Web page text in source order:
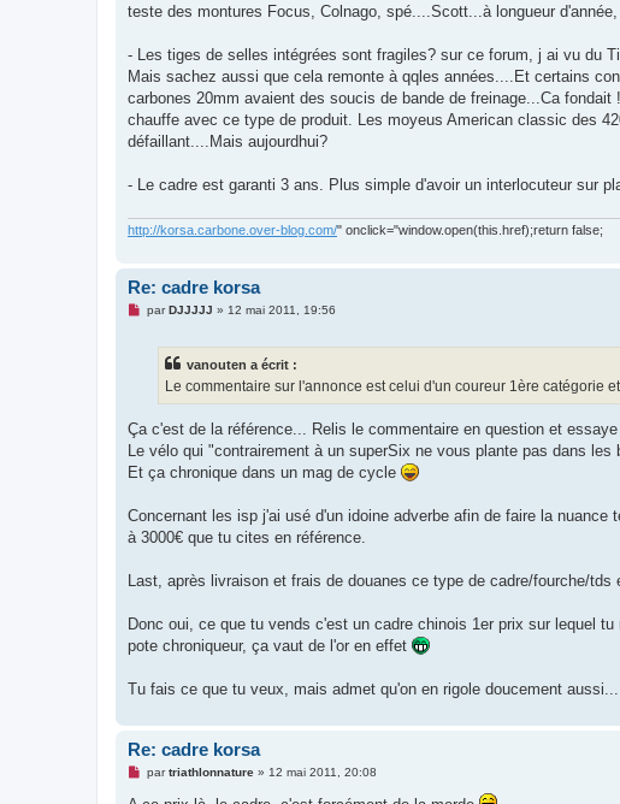
teste des montures Focus, Colnago, spé....Scott...à longueur
- Les tiges de selles intégrées sont fragiles? sur ce forum, j ai vu du
Mais sachez aussi que cela remonte à qqles années....Et certains
carbones 20mm avaient des soucis de bande de freinage...Ca
chauffe avec ce type de produit. Les moyeus American classic des
défaillant....Mais aujourdhui?
- Le cadre est garanti 3 ans. Plus simple d'avoir un interlocuteur sur
http://korsa.carbone.over-blog.com/" onclick="window.open(this.href);return false;
Re: cadre korsa
M
o
n
l
u
parDJJJJJ » 12 mai 2011, 19:56
vanouten a écrit :
Le commentaire sur l'annonce est celui d'un coureur 1ère catégorie
Ça c'est de la référence... Relis le commentaire en question et
Le vélo qui "contrairement à un superSix ne vous plante pas dans
Et ça chronique dans un mag de cycle
Concernant les isp j'ai usé d'un idoine adverbe afin de faire la
à 3000€ que tu cites en référence.
Last, après livraison et frais de douanes ce type de cadre/fourche/
Donc oui, ce que tu vends c'est un cadre chinois 1er prix sur lequel
pote chroniqueur, ça vaut de l'or en effet
Tu fais ce que tu veux, mais admet qu'on en rigole doucement aussi...
Re: cadre korsa
M
s
partriathlonnature» 12 mai 2011, 20:08